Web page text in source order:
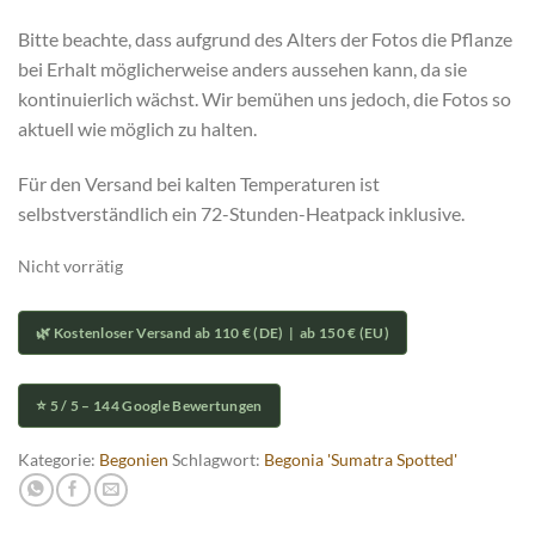
Bitte beachte, dass aufgrund des Alters der Fotos die Pflanze
bei Erhalt möglicherweise anders aussehen kann, da sie
kontinuierlich wächst. Wir bemühen uns jedoch, die Fotos so
aktuell wie möglich zu halten.
Für den Versand bei kalten Temperaturen ist
selbstverständlich ein 72-Stunden-Heatpack inklusive.
Nicht vorrätig
🌿 Kostenloser Versand ab 110 € (DE) | ab 150 € (EU)
⭐ 5 / 5 – 144 Google Bewertungen
Kategorie: Begonien Schlagwort: Begonia 'Sumatra Spotted'